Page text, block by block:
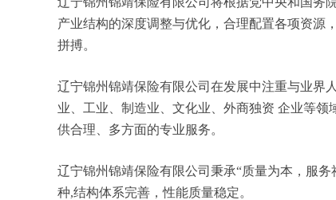
产业结构的深度调整与优化，合理配置各项资源
拼搏。
辽宁锦州锦靖保险有限公司在发展中注重与业界
业、工业、制造业、文化业、外商独资 企业等
供合理、多方面的专业服务。
辽宁锦州锦靖保险有限公司秉承“质量为本，服
种,结构体系完善，性能质量稳定。